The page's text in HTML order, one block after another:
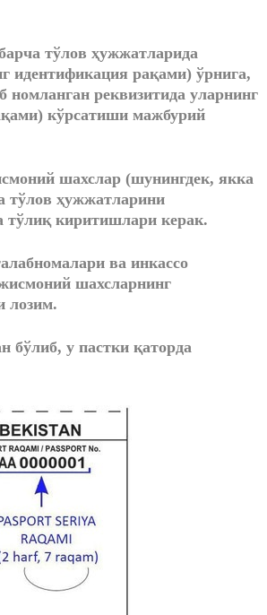
тўлов ҳужжатларида
рақами) ўрнига,
реквизитида уларнинг
кўрсатиши мажбурий
шахслар (шунингдек, якка
тўлов ҳужжатларини
киритишлари керак.
ва инкассо
шахсларнинг
лозим.
у пастки қаторда